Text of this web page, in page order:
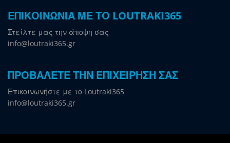
ΕΠΙΚΟΙΝΩΝΙΑ ΜΕ ΤΟ LOUTRAKI365
Στείλτε μας την άποψη σας
info@loutraki365.gr
ΠΡΟΒΑΛΕΤΕ ΤΗΝ ΕΠΙΧΕΙΡΗΣΗ ΣΑΣ
Επικοινωνήστε με το Loutraki365
info@loutraki365.gr